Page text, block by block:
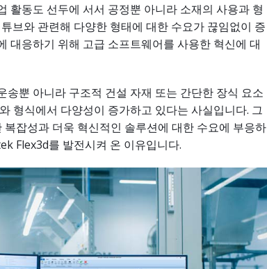
활동도 선두에 서서 공정뿐 아니라 소재의 사용과 형
브와 관련해 다양한 형태에 대한 수요가 끊임없이 증
대응하기 위해 고급 소프트웨어를 사용한 혁신에 대
송뿐 아니라 구조적 건설 자재 또는 간단한 장식 요소
형식에서 다양성이 증가하고 있다는 사실입니다. 그
잡성과 더욱 혁신적인 솔루션에 대한 수요에 부응하
Flex3d를 발전시켜 온 이유입니다.